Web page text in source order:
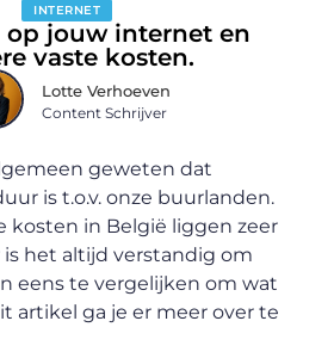
INTERNET
op jouw internet en
vaste kosten.
Lotte Verhoeven
Content Schrijver
geweten dat
is t.o.v. onze buurlanden.
kosten in België liggen zeer
is het altijd verstandig om
eens te vergelijken om wat
artikel ga je er meer over te